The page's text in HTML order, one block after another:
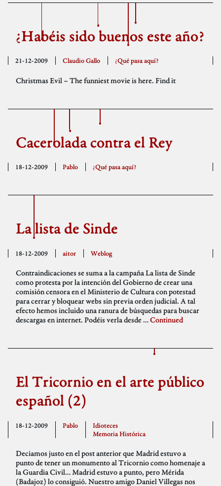
¿Habéis sido buenos este año?
21-12-2009 Claudio Gallo ¿Qué pasa aquí?
Christmas Evil – The funniest movie is here. Find it
Cacerolada contra el Rey
18-12-2009 Pablo ¿Qué pasa aquí?
La lista de Sinde
18-12-2009 aitor Weblog
Contraindicaciones se suma a la campaña La lista de Sinde
como protesta por la intención del Gobierno de crear una
comisión censora en el Ministerio de Cultura con potestad
para cerrar y bloquear webs sin previa orden judicial. A tal
efecto hemos incluido una ranura de búsquedas para buscar
descargas en internet. Podéis verla desde …Continued
El Tricornio en el arte público
español (2)
18-12-2009 Pablo
Idioteces
Memoria Histórica
Deciamos justo en el post anterior que Madrid estuvo a
punto de tener un monumento al Tricornio como homenaje a
la Guardia Civil… Madrid estuvo a punto, pero Mérida
(Badajoz) lo consiguió. Nuestro amigo Daniel Villegas nos